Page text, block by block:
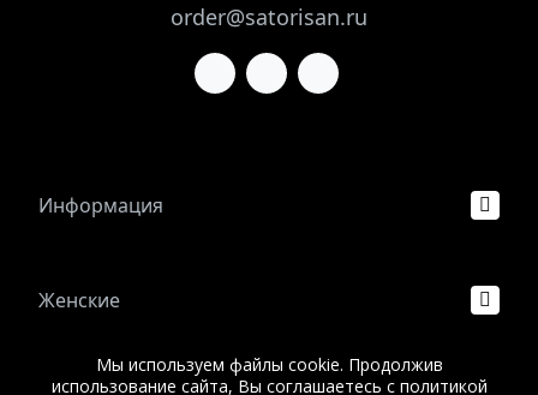
order@satorisan.ru
Информация
Женские
Мы используем файлы cookie. Продолжив
использование сайта, Вы соглашаетесь с политикой